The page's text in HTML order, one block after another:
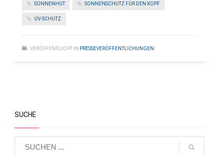
SONNENHUT SONNENSCHUTZ FÜR DEN KOPF
UV-SCHUTZ
VERÖFFENTLICHT IN PRESSEVERÖFFENTLICHUNGEN
SUCHE